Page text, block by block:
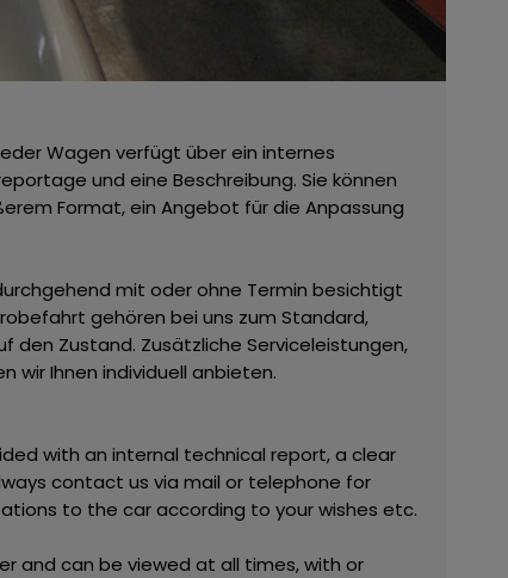
Wagen verfügt über ein internes
und eine Beschreibung. Sie können
Format, ein Angebot für die Anpassung
mit oder ohne Termin besichtigt
gehören bei uns zum Standard,
den Zustand. Zusätzliche Serviceleistungen,
wir Ihnen individuell anbieten.
with an internal technical report, a clear
contact us via mail or telephone for
to the car according to your wishes etc.
and can be viewed at all times, with or